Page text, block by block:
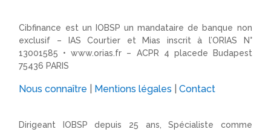
Cibfinance est un IOBSP un mandataire de banque non
exclusif – IAS Courtier et Mias inscrit à l’ORIAS N°
13001585 •www.orias.fr – ACPR 4 placede Budapest
75436 PARIS
Nous connaître Mentions légales |Contact
Dirigeant IOBSP depuis 25 ans, Spécialiste comme